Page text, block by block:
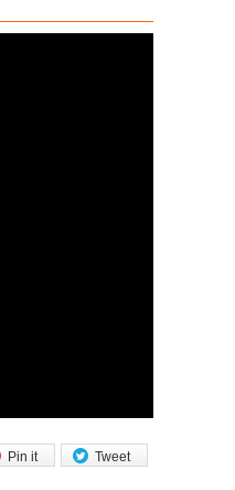
Tweet
Pin it